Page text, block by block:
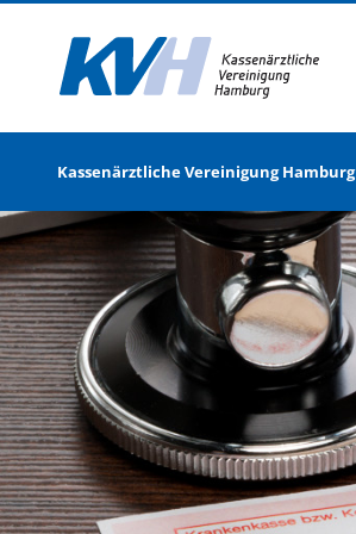
Kassenärztliche Vereinigung Hamburg